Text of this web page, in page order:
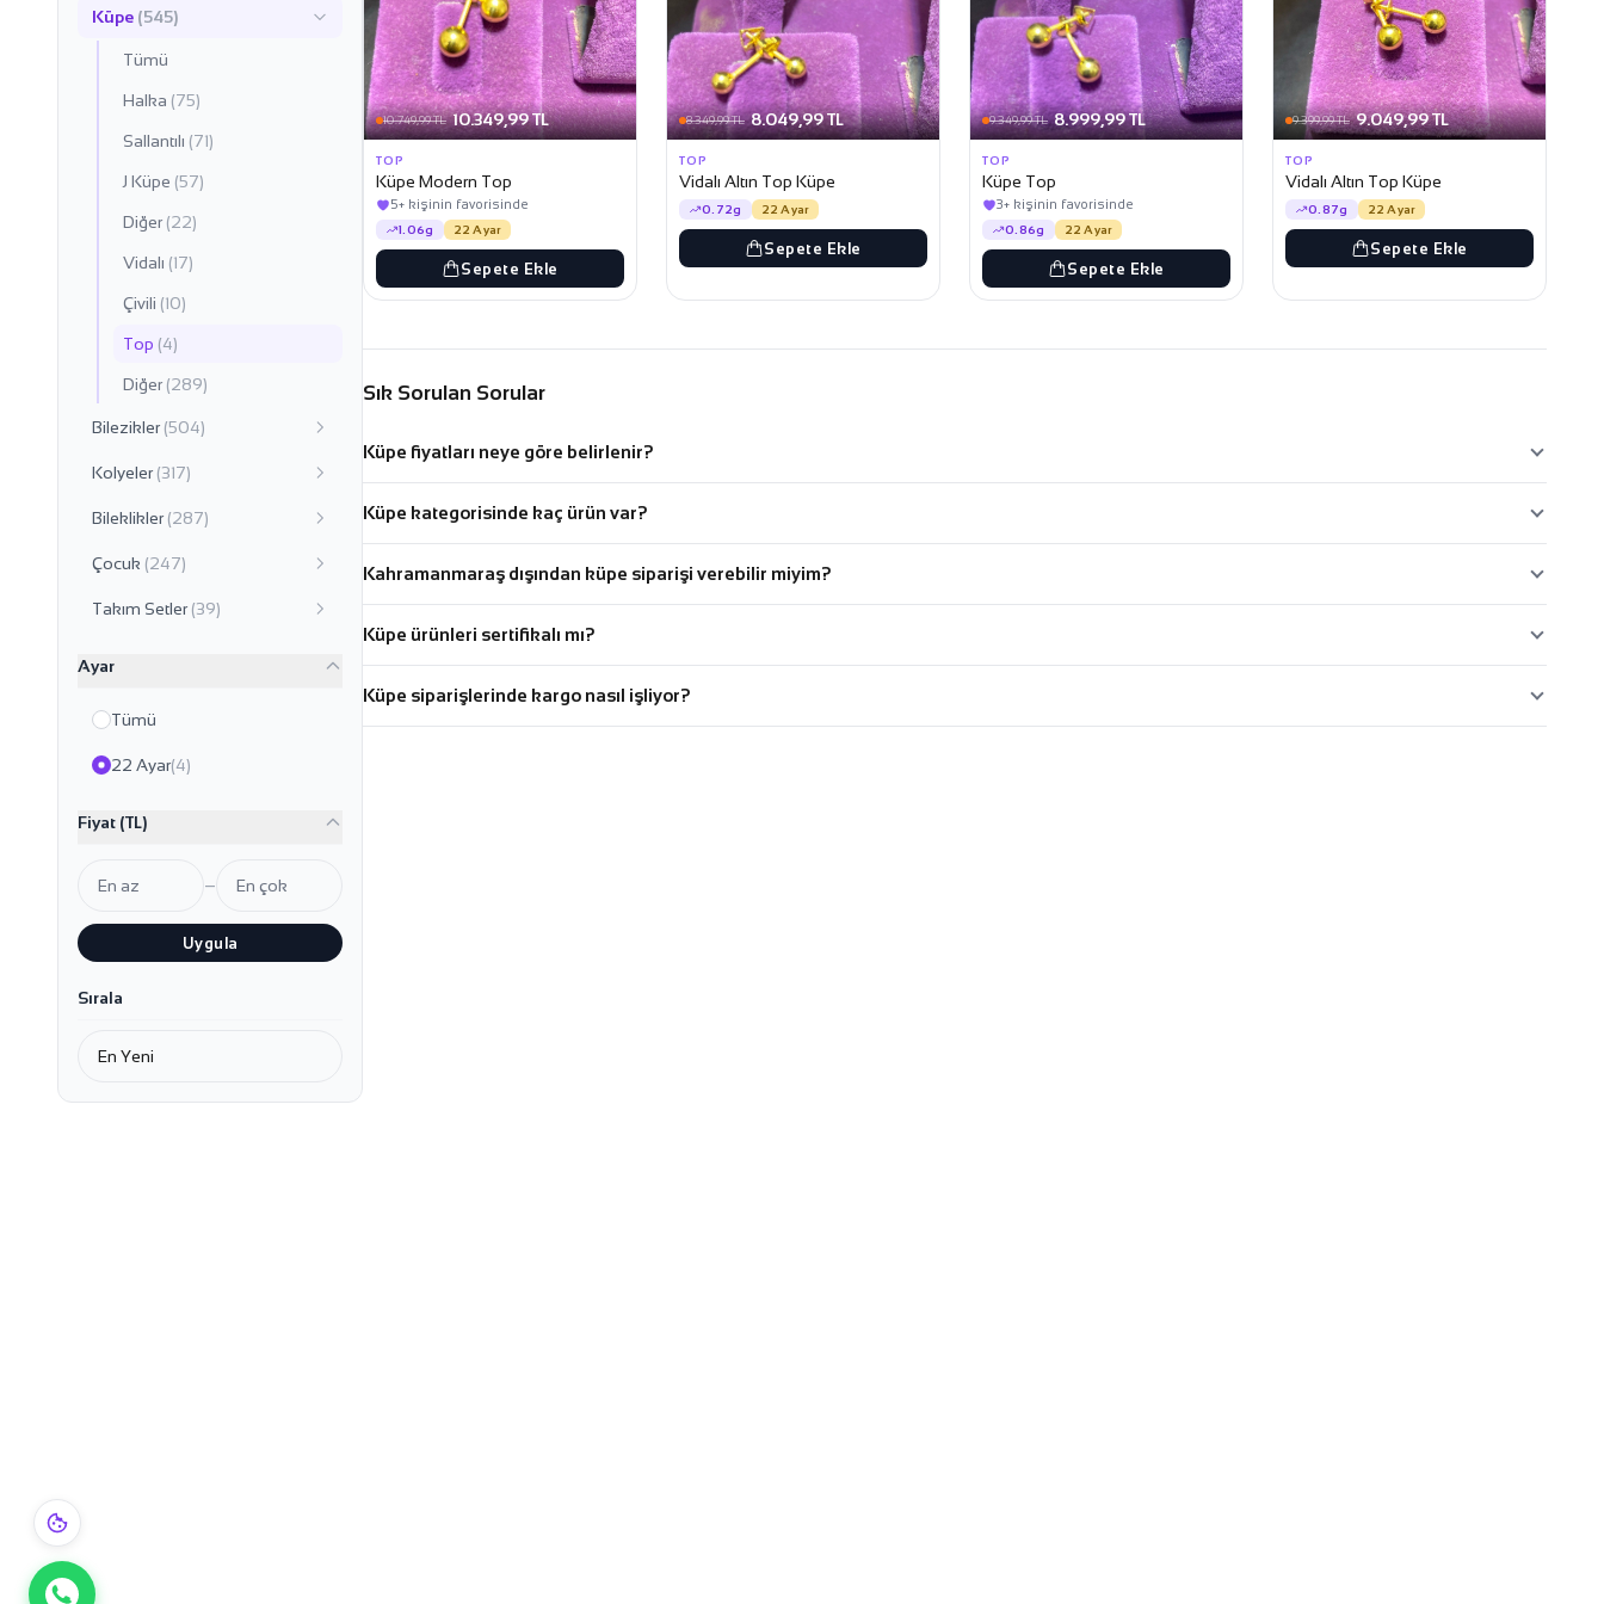
Küpe (545)
Tümü
Halka (75)
Sallantılı (71)
J Küpe (57)
Diğer (22)
Vidalı (17)
Çivili (10)
Top (4)
Diğer (289)
Bilezikler (504)
Kolyeler (317)
Bileklikler (287)
Çocuk (247)
Takım Setler (39)
Ayar
Tümü
22 Ayar(4)
Fiyat (TL)
–
Uygula
Sırala
10.749,99 TL 10.349,99 TL
TOP
Küpe Modern Top
5+ kişinin favorisinde
1.06g 22 Ayar
Sepete Ekle
8.349,99 TL 8.049,99 TL
TOP
Vidalı Altın Top Küpe
0.72g 22 Ayar
Sepete Ekle
9.349,99 TL 8.999,99 TL
TOP
Küpe Top
3+ kişinin favorisinde
0.86g 22 Ayar
Sepete Ekle
9.399,99 TL 9.049,99 TL
TOP
Vidalı Altın Top Küpe
0.87g 22 Ayar
Sepete Ekle
Sık Sorulan Sorular
Küpe fiyatları neye göre belirlenir?
Küpe kategorisinde kaç ürün var?
Kahramanmaraş dışından küpe siparişi verebilir miyim?
Küpe ürünleri sertifikalı mı?
Küpe siparişlerinde kargo nasıl işliyor?